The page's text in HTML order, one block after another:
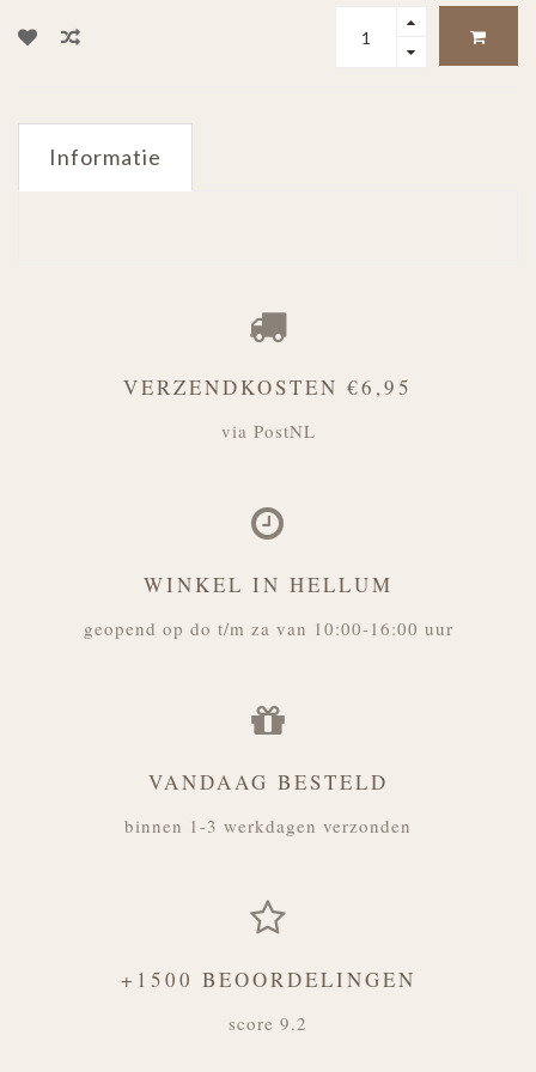
Informatie
VERZENDKOSTEN €6,95
via PostNL
WINKEL IN HELLUM
geopend op do t/m za van 10:00-16:00 uur
VANDAAG BESTELD
binnen 1-3 werkdagen verzonden
+1500 BEOORDELINGEN
score 9.2